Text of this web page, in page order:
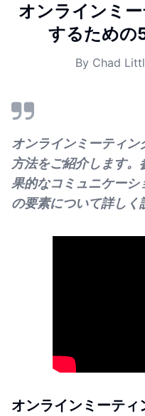
オンラインミ
するための
By Chad
オンラインミーティ
方法をご紹介します
果的なコミュニケー
の要素について詳しく
オンラインミーテ